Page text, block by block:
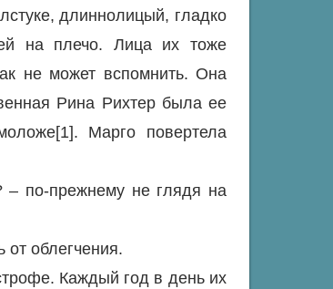
длиннолицый, гладко
на плечо. Лица их тоже
не может вспомнить. Она
Рина Рихтер была ее
Марго повертела
по-прежнему не глядя на
облегчения.
Каждый год в день их